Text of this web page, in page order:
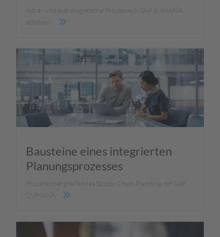
Intra- und extralogistische Prozesse in SAP S/4HANA
abbilden.
Bausteine eines integrierten
Planungsprozesses
Prozessübergreifendes Supply Chain Planning mit SAP
S/4HANA